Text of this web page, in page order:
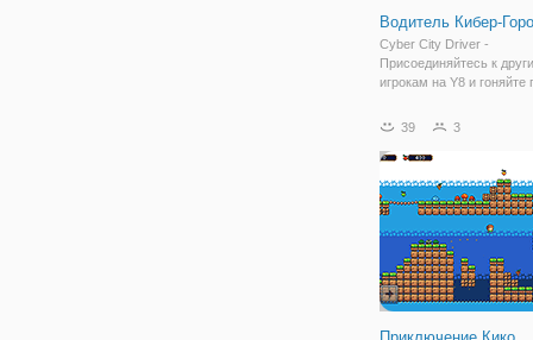
Водитель Кибер-
Cyber City Driver -
Присоединяйтесь к
игрокам на Y8 и гоняйте
пандусам и
своему другу и
автомобили и примите
39 3